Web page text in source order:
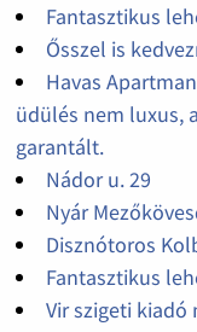
Fantasztikus
Ősszel is
Havas
üdülés nem luxus,
garantált.
Nádor u. 29
Nyár
Disznótoros
Fantasztikus
Vir szigeti kiadó